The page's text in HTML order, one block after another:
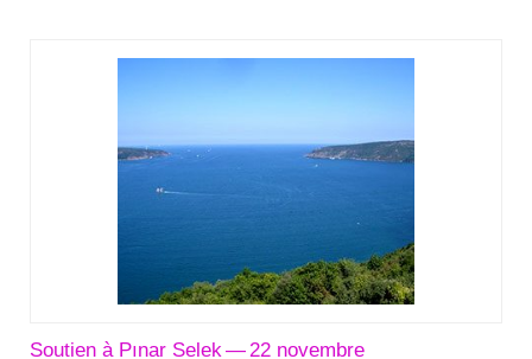
PRESSE
la
pro­
Soutien à Pınar Selek — 22 novembre